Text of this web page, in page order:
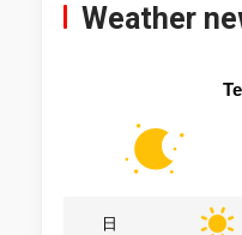
Weather
日